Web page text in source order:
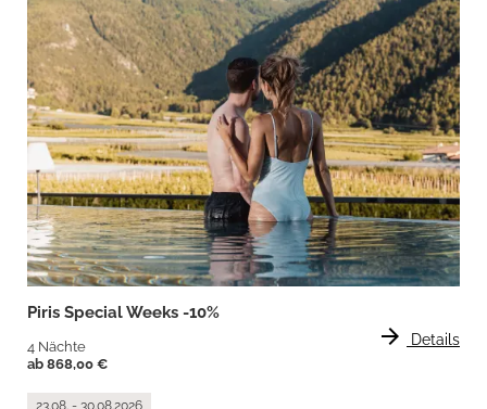
Piris Special Weeks -10%
4 Nächte
ab 868,00 €
arrow_forward Details
23.08. - 30.08.2026